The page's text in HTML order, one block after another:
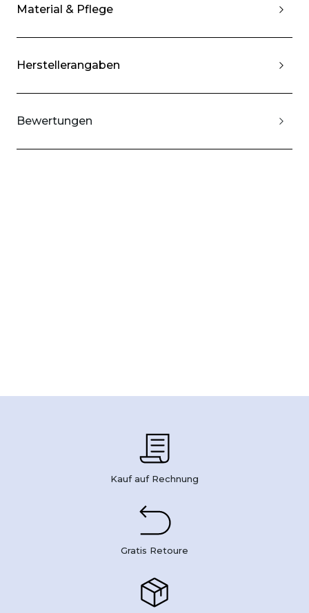
Material & Pflege
Herstellerangaben
Bewertungen
Kauf auf Rechnung
Gratis Retoure